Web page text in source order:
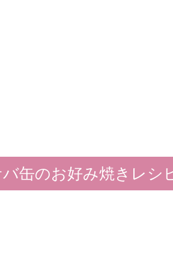
缶のお好み焼きレシ